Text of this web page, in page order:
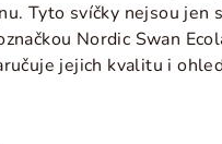
Tyto svíčky nejsou jen
Nordic Swan
jejich kvalitu i